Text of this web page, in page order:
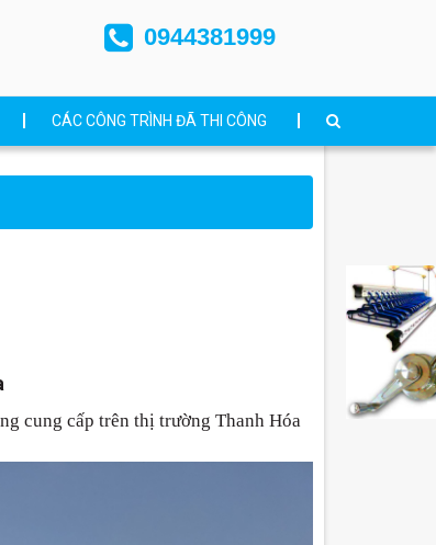
0944381999
CÁC CÔNG TRÌNH ĐÃ THI CÔNG
cung cấp trên thị trường Thanh Hóa